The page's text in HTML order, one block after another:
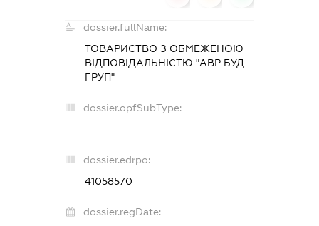
dossier.fullName:
ТОВАРИСТВО З ОБМЕЖЕНОЮ
ВІДПОВІДАЛЬНІСТЮ "АВР БУД
ГРУП"
dossier.opfSubType:
-
dossier.edrpo:
41058570
dossier.regDate: